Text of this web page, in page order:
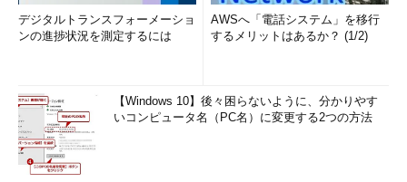
デジタルトランスフォーメーショ
ンの進捗状況を測定するには
AWSへ「電話システム」を移行
するメリットはあるか？ (1/2)
【Windows 10】後々困らないように、分かりやす
いコンピュータ名（PC名）に変更する2つの方法